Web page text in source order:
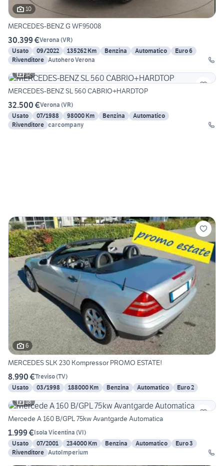
10
MERCEDES-BENZ G WF95008
30.399 €Verona (VR)
Usato
09/2022 135262 Km Benzina Automatico
Euro 6
Rivenditore Autohero Verona
12
MERCEDES-BENZ SL 560 CABRIO+HARDTOP
32.500 €Verona (VR)
Usato
07/1988 98000 Km Benzina
Automatico
Rivenditore carcompany
6
MERCEDES SLK 230 Kompressor PROMO ESTATE!
8.990 €Treviso(TV)
Usato
03/1998 188000 Km Benzina Automatico
Euro 2
18
Mercede A 160 B/GPL 75kw Avantgarde Automatica
1.999 €Isola Vicentina (VI)
Usato
07/2001 234000 Km Benzina Automatico
Euro 3
Rivenditore AutoImperium